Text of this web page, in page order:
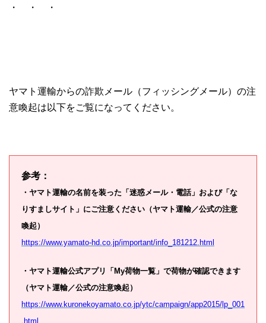
・ ・ ・
ヤマト運輸からの詐欺メール（フィッシングメール）の注
意喚起は以下をご覧になってください。
参考：
・ヤマト運輸の名前を装った「迷惑メール・電話」および「な
りすましサイト」にご注意ください（ヤマト運輸／公式の注意
喚起）
https://www.yamato-hd.co.jp/important/info_181212.html
・ヤマト運輸公式アプリ「My荷物一覧」で荷物が確認できます
（ヤマト運輸／公式の注意喚起）
https://www.kuronekoyamato.co.jp/ytc/campaign/app2015/lp_001
.html